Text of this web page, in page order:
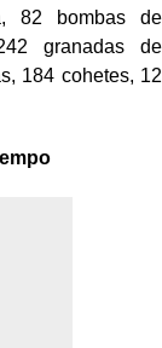
82 bombas de
granadas de
184 cohetes, 12